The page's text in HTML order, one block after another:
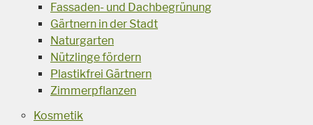
Fassaden- und Dachbegrünung
Gärtnern in der Stadt
Naturgarten
Nützlinge fördern
Plastikfrei Gärtnern
Zimmerpflanzen
Kosmetik